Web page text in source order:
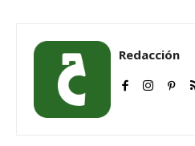
Redacción